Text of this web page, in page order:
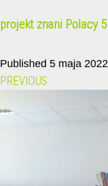
projekt znani Polacy 5
Published 5 maja 2022
PREVIOUS